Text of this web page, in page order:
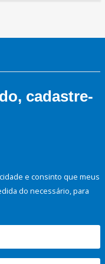
cadastre-
e consinto que meus
do necessário, para